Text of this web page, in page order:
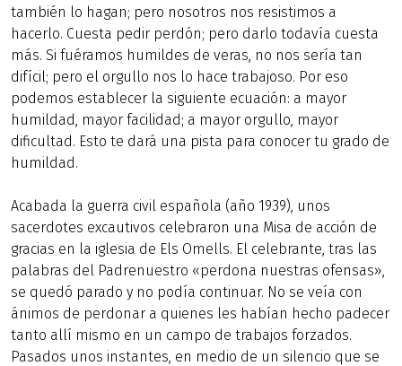
también lo hagan; pero nosotros nos resistimos a
hacerlo. Cuesta pedir perdón; pero darlo todavía cuesta
más. Si fuéramos humildes de veras, no nos sería tan
difícil; pero el orgullo nos lo hace trabajoso. Por eso
podemos establecer la siguiente ecuación: a mayor
humildad, mayor facilidad; a mayor orgullo, mayor
dificultad. Esto te dará una pista para conocer tu grado de
humildad.
Acabada la guerra civil española (año 1939), unos
sacerdotes excautivos celebraron una Misa de acción de
gracias en la iglesia de Els Omells. El celebrante, tras las
palabras del Padrenuestro «perdona nuestras ofensas»,
se quedó parado y no podía continuar. No se veía con
ánimos de perdonar a quienes les habían hecho padecer
tanto allí mismo en un campo de trabajos forzados.
Pasados unos instantes, en medio de un silencio que se